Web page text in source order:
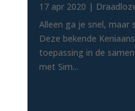
17 apr 2020 |
Alleen ga je snel, maar
Deze bekende
toepassing in de
met Sim...